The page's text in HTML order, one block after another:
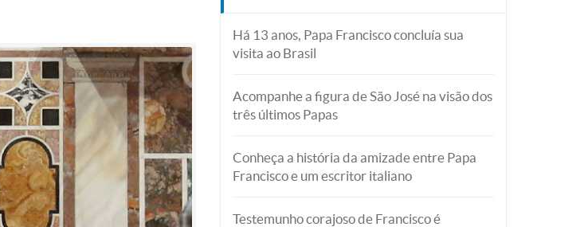
Há 13 anos, Papa Francisco concluía sua
visita ao Brasil
Acompanhe a figura de São José na visão dos
três últimos Papas
Conheça a história da amizade entre Papa
Francisco e um escritor italiano
Testemunho corajoso de Francisco é